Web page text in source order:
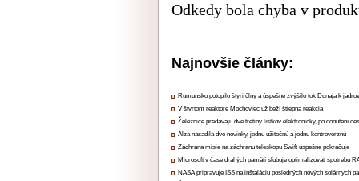
Odkedy bola chyba v
Najnovšie články:
Rumunsko potopilo štyri člny a úspešne zvýšilo tok Dunaja k
V štvrtom reaktore Mochoviec už beží štiepna reakcia
Železnice predávajú dve tretiny lístkov elektronicky, po donútení
Alza nasadila dve novinky, jednu užitočnú a jednu kontroverznú
Záchrana misie na záchranu teleskopu Swift úspešne pokračuje
Microsoft v čase drahých pamätí sľubuje optimalizovať spotrebu
NASA pripravuje ISS na inštaláciu posledných nových solárnych